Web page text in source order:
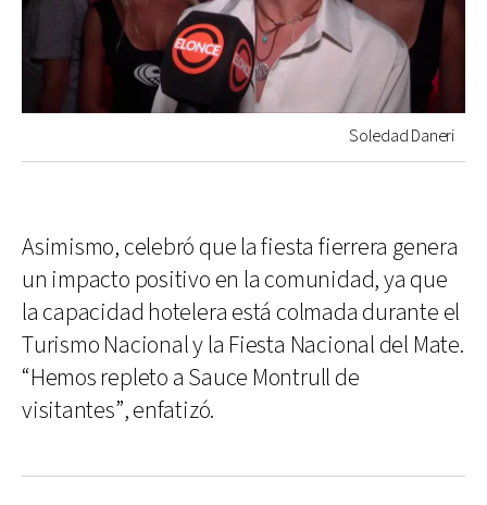
Soledad Daneri
Asimismo, celebró que la fiesta fierrera genera
un impacto positivo en la comunidad, ya que
la capacidad hotelera está colmada durante el
Turismo Nacional y la Fiesta Nacional del Mate.
“Hemos repleto a Sauce Montrull de
visitantes”, enfatizó.